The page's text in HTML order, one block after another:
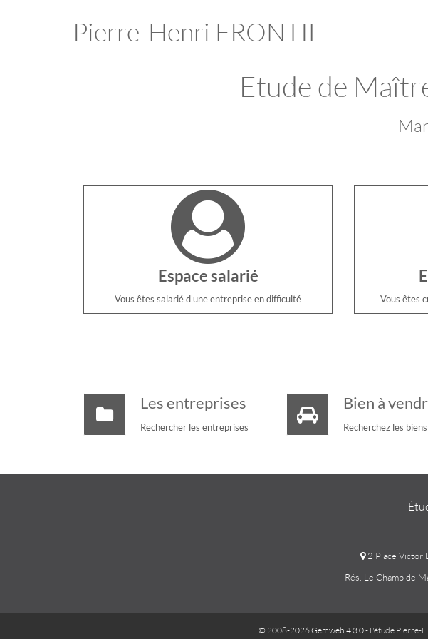
Pierre-Henri FRONTIL
Etude de
Espace salarié
Vous êtes salarié d'une entreprise en difficulté Vous êtes
Les entreprises
Rechercher les entreprises
Bien à
Recherchez les
2 Place Victor
Rés. Le Champ de
© 2008-2026 Gemweb 4.3.0- L'étude Pierre-